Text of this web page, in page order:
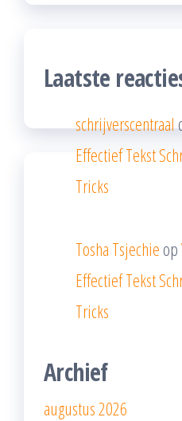
Laatste
schrijverscentraal
Effectief Tekst
Tricks
Tosha Tsjechie op
Effectief Tekst
Tricks
Archief
augustus 2026